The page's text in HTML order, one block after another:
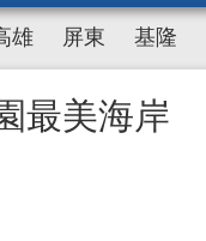
雄 屏東 基隆
最美海岸